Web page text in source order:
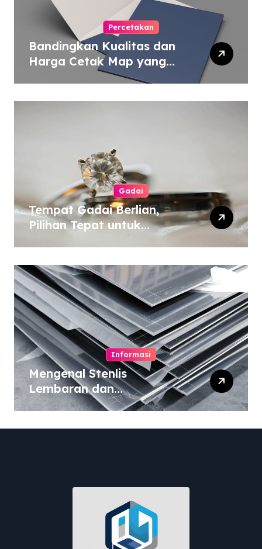
Percetakan
Bandingkan Kualitas dan
Harga Cetak Map yang
Murah atau Mahal
Gadai
Tempat Gadai Berlian,
Pilihan Tepat untuk
Informasi
Mengenal Stenlis
Lembaran dan
Komposisinya